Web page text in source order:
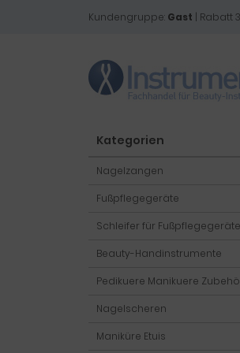
Kundengruppe: Gast | Rabatt
Kategorien
Nagelzangen
Fußpflegegeräte
Schleifer für Fußpflegegeräte
Beauty-Handinstrumente
Pedikuere Manikuere
Nagelscheren
Maniküre Etuis